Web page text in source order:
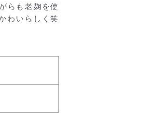
らも老麹を使
わいらしく笑